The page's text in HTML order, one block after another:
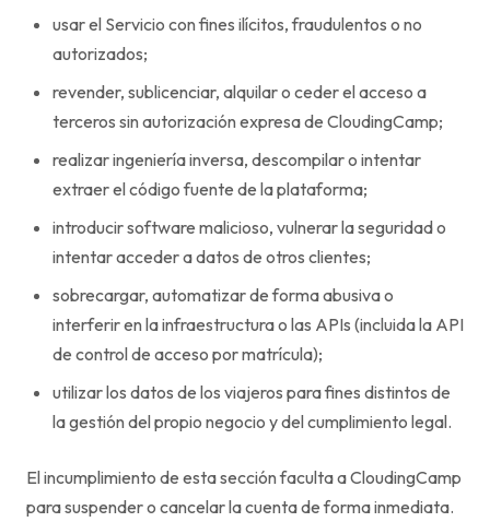
usar el Servicio con fines ilícitos, fraudulentos o no
autorizados;
revender, sublicenciar, alquilar o ceder el acceso a
terceros sin autorización expresa de CloudingCamp;
realizar ingeniería inversa, descompilar o intentar
extraer el código fuente de la plataforma;
introducir software malicioso, vulnerar la seguridad o
intentar acceder a datos de otros clientes;
sobrecargar, automatizar de forma abusiva o
interferir en la infraestructura o las APIs (incluida la API
de control de acceso por matrícula);
utilizar los datos de los viajeros para fines distintos de
la gestión del propio negocio y del cumplimiento legal.
El incumplimiento de esta sección faculta a CloudingCamp
para suspender o cancelar la cuenta de forma inmediata.